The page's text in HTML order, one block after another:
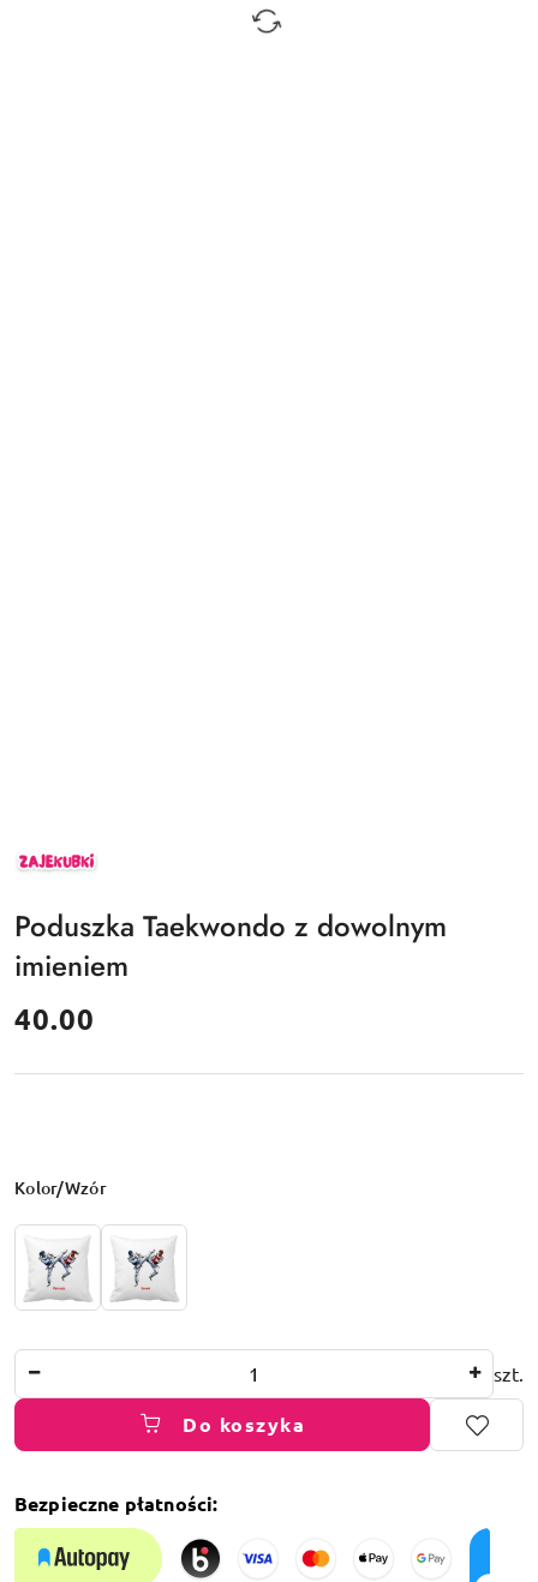
ZAJEKUBKI
Poduszka Taekwondo z dowolnym
imieniem
cena:
40.00
Wariant
Kolor/Wzór
szt.
Do koszyka
Bezpieczne płatności: